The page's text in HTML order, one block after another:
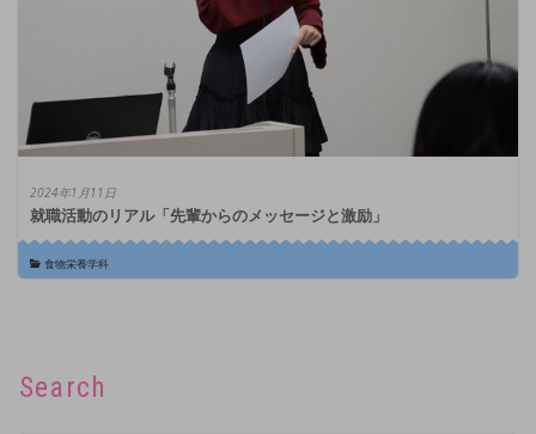
2024年1月11日
就職活動のリアル「先輩からのメッセージと激励」
食物栄養学科
Search